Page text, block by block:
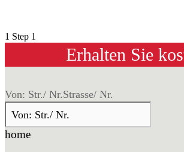
1 Step 1
Erhalten Sie
Von: Str./ Nr.Strasse/ Nr.
home